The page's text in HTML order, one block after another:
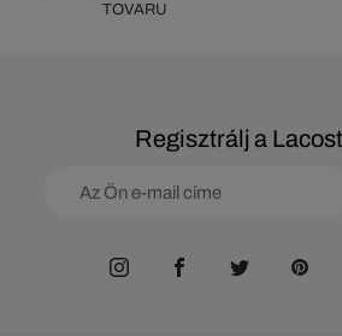
TOVARU
Regisztrálj a